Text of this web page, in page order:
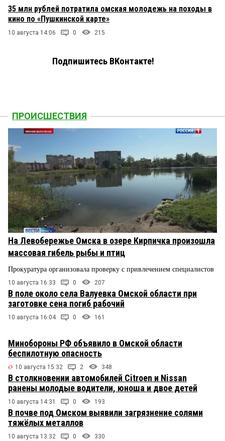
35 млн рублей потратила омская молодежь на походы в
кино по «Пушкинской карте»
10 августа 14:06 0 215
Подпишитесь ВКонтакте!
ПРОИСШЕСТВИЯ
На Левобережье Омска в озере Кирпичка произошла
массовая гибель рыбы и птиц
Прокуратура организовала проверку с привлечением специалистов
10 августа 16:33 0 207
В поле около села Валуевка Омской области при
заготовке сена погиб рабочий
10 августа 16:04 0 161
Минобороны РФ объявило в Омской области
беспилотную опасность
10 августа 15:32 2 348
В столкновении автомобилей Citroen и Nissan
ранены молодые водители, юноша и двое детей
10 августа 14:31 0 193
В почве под Омском выявили загрязнение солями
тяжёлых металлов
10 августа 13:32 0 330